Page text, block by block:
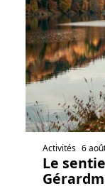
Activités 6
Le